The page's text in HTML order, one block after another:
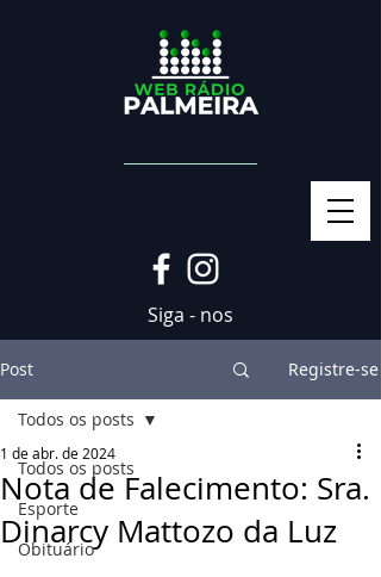
Siga - nos
Post Registre-se
Todos os posts
Esporte
Obituário
Todos os posts
Nota de Falecimento: Sra.
Dinarcy Mattozo da Luz
1 de abr. de 2024